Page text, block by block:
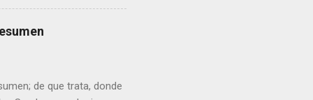
de que trata, donde